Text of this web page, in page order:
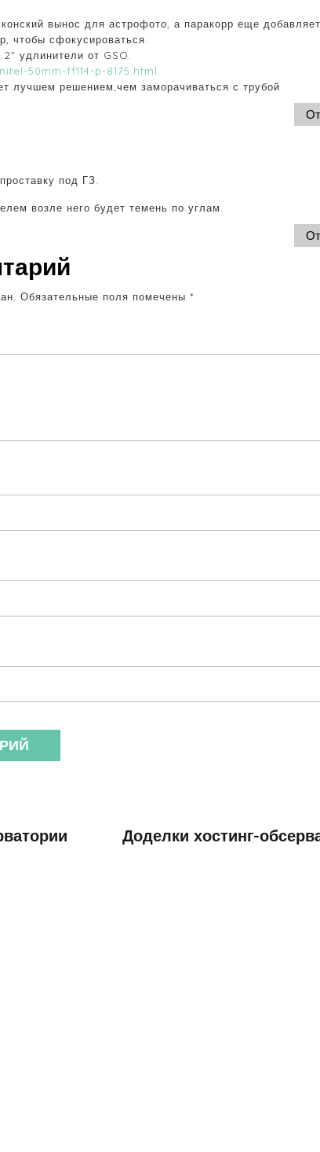
вынос для астрофото, а паракорр еще
чтобы сфокусироваться.
удлинители от GSO.
50mm-ff114-p-8175.html
лучшем решением,чем заморачиваться с трубой
под ГЗ.
возле него будет темень по углам.
Обязательные поля помечены *
Доделки хостинг-